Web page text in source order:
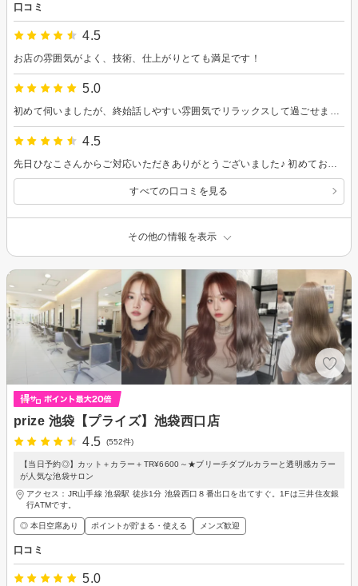
口コミ
4.5
お店の雰囲気がよく、技術、仕上がりとても満足です！
5.0
4.5
すべての口コミを見る
その他の情報を表示
prize 池袋【プライズ】池袋西口店
4.5
(552件)
【当日予約◎】カット＋カラー＋TR¥6600～★ブリーチダブルカラーと透明感カラー
が人気な池袋サロン
アクセス：JR山手線 池袋駅 徒歩1分 池袋西口８番出口を出てすぐ。1Fは三井住友銀
行ATMです。
◎ 本日空席あり ポイントが貯まる・使える メンズ歓迎
口コミ
5.0